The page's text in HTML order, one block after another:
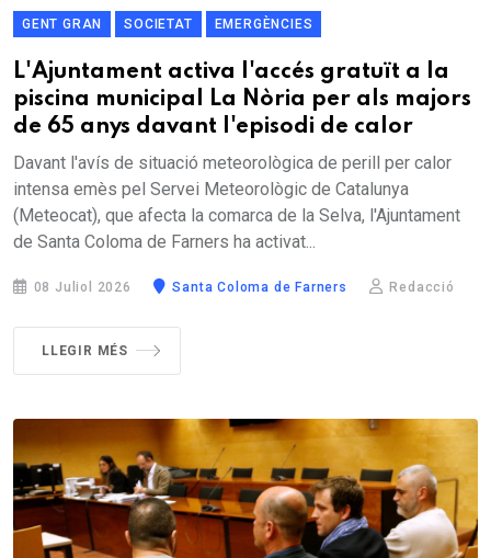
GENT GRAN SOCIETAT EMERGÈNCIES
L'Ajuntament activa l'accés gratuït a la
piscina municipal La Nòria per als majors
de 65 anys davant l'episodi de calor
Davant l'avís de situació meteorològica de perill per calor
intensa emès pel Servei Meteorològic de Catalunya
(Meteocat), que afecta la comarca de la Selva, l'Ajuntament
de Santa Coloma de Farners ha activat...
08 Juliol 2026 Santa Coloma de Farners Redacció
LLEGIR MÉS